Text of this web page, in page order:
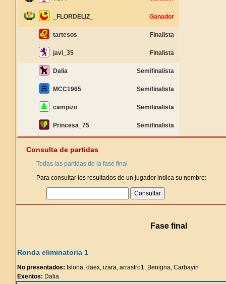
_FLORDELIZ_ Ganador
tartesos Finalista
javi_35 Finalista
Dalia Semifinalista
MCC1965 Semifinalista
campizo Semifinalista
Princesa_75 Semifinalista
Consulta de partidas
Todas las partidas de la fase final
Para consultar los resultados de un jugador indica su nombre:
Fase final
Ronda eliminatoria 1
No presentados: Islona, daex, izara, arrastro1, Benigna, Carbayin
Exentos: Dalia